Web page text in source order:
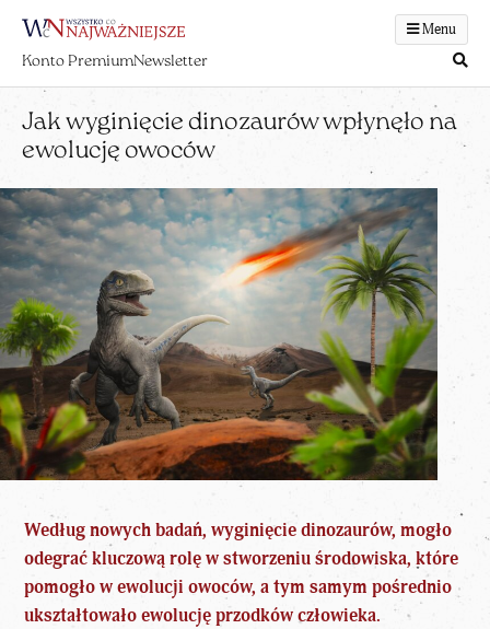
Menu
Konto PremiumNewsletter
Jak wyginięcie dinozaurów wpłynęło na
ewolucję owoców
Według nowych badań, wyginięcie dinozaurów, mogło
odegrać kluczową rolę w stworzeniu środowiska, które
pomogło w ewolucji owoców, a tym samym pośrednio
ukształtowało ewolucję przodków człowieka.